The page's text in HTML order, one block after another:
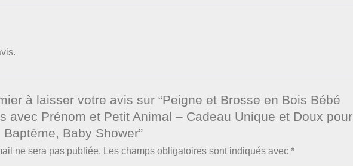
à laisser votre avis sur “Peigne et Brosse en Bois Bébé
avec Prénom et Petit Animal – Cadeau Unique et Doux pour
Baby Shower”
ne sera pas publiée. Les champs obligatoires sont indiqués avec *